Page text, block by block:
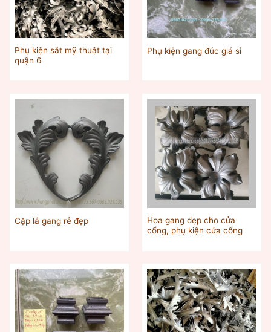
Phụ kiện sắt mỹ thuật tại
quận 6
Phụ kiện gang đúc giá sỉ
Cặp lá gang rẻ đẹp
Hoa gang đẹp cho cửa
cổng, phụ kiện cửa cổng